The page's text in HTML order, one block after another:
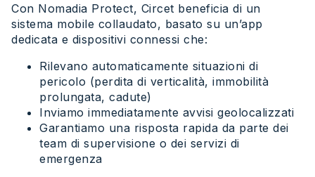
Con Nomadia Protect, Circet beneficia di un
sistema mobile collaudato, basato su un’app
dedicata e dispositivi connessi che:
Rilevano automaticamente situazioni di
pericolo (perdita di verticalità, immobilità
prolungata, cadute)
Inviamo immediatamente avvisi geolocalizzati
Garantiamo una risposta rapida da parte dei
team di supervisione o dei servizi di
emergenza